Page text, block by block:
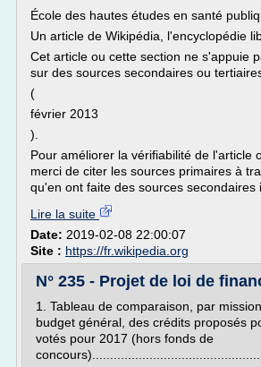
École des hautes études en santé
Un article de Wikipédia, l'encyclopédie
Cet article ou cette section ne s'appuie
sur des sources secondaires ou
(
février 2013
).
Pour améliorer la vérifiabilité de l'article
merci de citer les sources primaires à
qu'en ont faite des sources secondaires
Lire la suite
Date: 2019-02-08 22:00:07
Site : https://fr.wikipedia.org
N° 235 - Projet de loi de
1. Tableau de comparaison, par
budget général, des crédits proposés
votés pour 2017 (hors fonds de